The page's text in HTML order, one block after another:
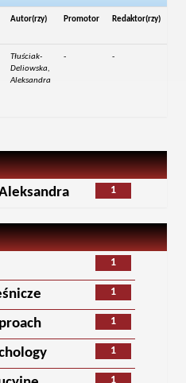
Autor(rzy) Promotor Redaktor(rzy)
Tłuściak-
Deliowska,
Aleksandra
- -
1
1
1
1
1
1